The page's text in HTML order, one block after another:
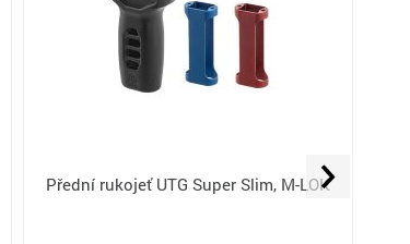
Přední rukojeť UTG Super Slim, M-LOK